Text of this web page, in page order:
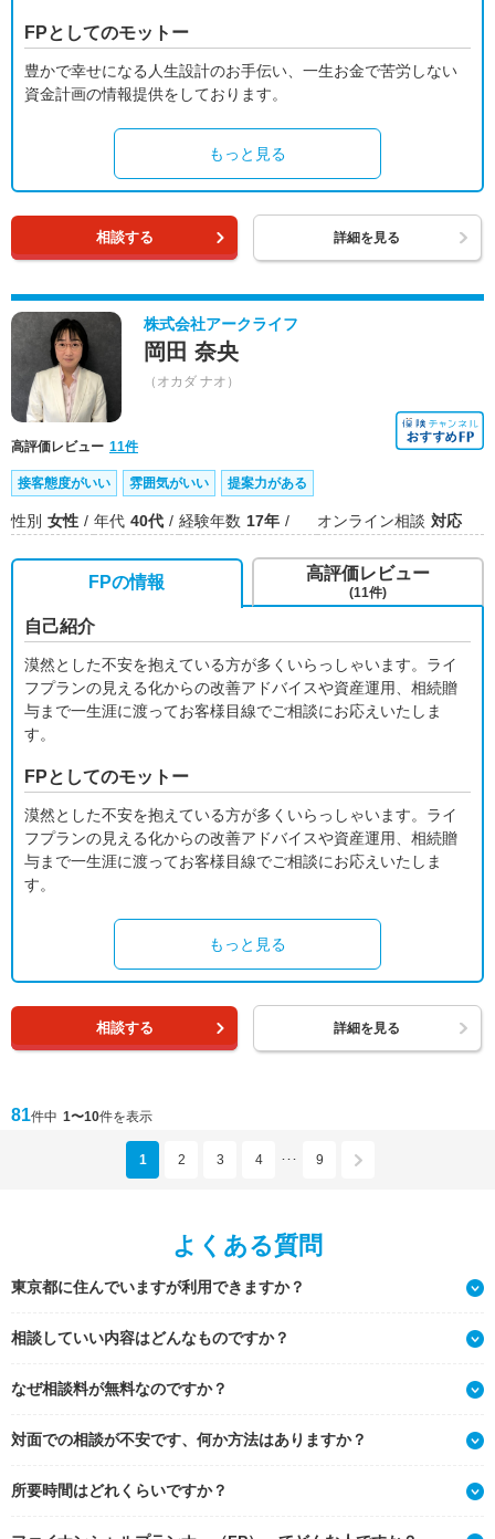
FPとしてのモットー
豊かで幸せになる人生設計のお手伝い、一生お金で苦労しない
資金計画の情報提供をしております。
もっと見る
相談する 詳細を見る
株式会社アークライフ
岡田 奈央
（オカダ ナオ）
高評価レビュー 11件
接客態度がいい 雰囲気がいい 提案力がある
性別 女性 年代 40代 経験年数 17年 オンライン相談 対応
FPの情報
自己紹介
漠然とした不安を抱えている方が多くいらっしゃいます。ライ
フプランの見える化からの改善アドバイスや資産運用、相続贈
与まで一生涯に渡ってお客様目線でご相談にお応えいたしま
す。
FPとしてのモットー
漠然とした不安を抱えている方が多くいらっしゃいます。ライ
フプランの見える化からの改善アドバイスや資産運用、相続贈
与まで一生涯に渡ってお客様目線でご相談にお応えいたしま
す。
もっと見る
高評価レビュー
(11件)
相談する 詳細を見る
81件中 1〜10件を表示
1 2 3 4 ･･･ 9
よくある質問
東京都に住んでいますが利用できますか？
相談していい内容はどんなものですか？
なぜ相談料が無料なのですか？
対面での相談が不安です、何か方法はありますか？
所要時間はどれくらいですか？